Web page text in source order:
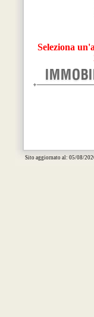
Seleziona
Sito aggiornato al: 05/08/